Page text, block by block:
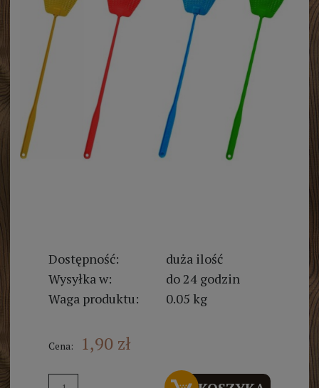
Dostępność:
duża ilość
Wysyłka w:
do 24 godzin
Waga produktu:
0.05 kg
Cena: 1,90 zł